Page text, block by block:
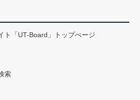
ト「UT-Board」トップぺージ
索